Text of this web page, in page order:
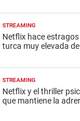
STREAMING
Netflix hace
turca muy elevada
STREAMING
Netflix y el thriller
que mantiene la